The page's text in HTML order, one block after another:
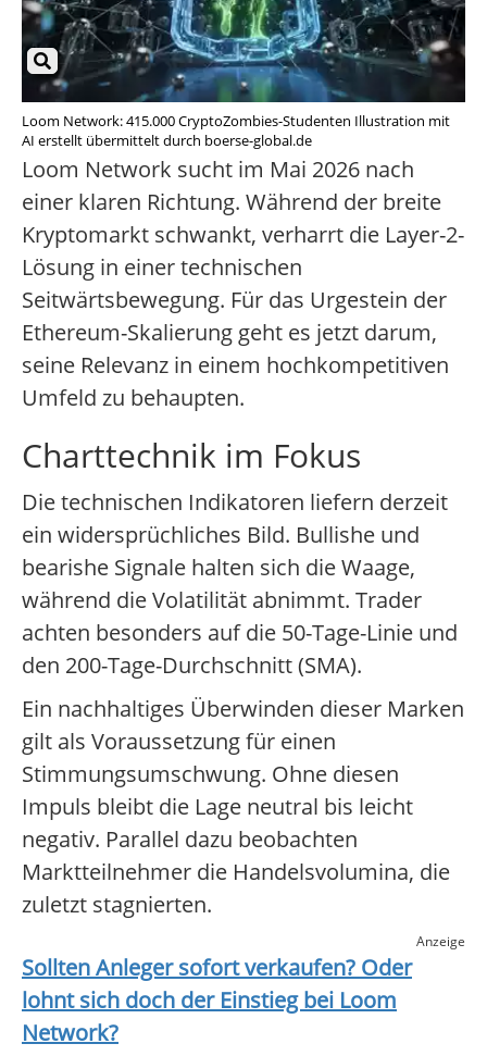
Loom Network: 415.000 CryptoZombies-Studenten Illustration mit
AI erstellt übermittelt durch boerse-global.de
Loom Network sucht im Mai 2026 nach
einer klaren Richtung. Während der breite
Kryptomarkt schwankt, verharrt die Layer-2-
Lösung in einer technischen
Seitwärtsbewegung. Für das Urgestein der
Ethereum-Skalierung geht es jetzt darum,
seine Relevanz in einem hochkompetitiven
Umfeld zu behaupten.
Charttechnik im Fokus
Die technischen Indikatoren liefern derzeit
ein widersprüchliches Bild. Bullishe und
bearishe Signale halten sich die Waage,
während die Volatilität abnimmt. Trader
achten besonders auf die 50-Tage-Linie und
den 200-Tage-Durchschnitt (SMA).
Ein nachhaltiges Überwinden dieser Marken
gilt als Voraussetzung für einen
Stimmungsumschwung. Ohne diesen
Impuls bleibt die Lage neutral bis leicht
negativ. Parallel dazu beobachten
Marktteilnehmer die Handelsvolumina, die
zuletzt stagnierten.
Anzeige
Sollten Anleger sofort verkaufen? Oder
lohnt sich doch der Einstieg bei Loom
Network?